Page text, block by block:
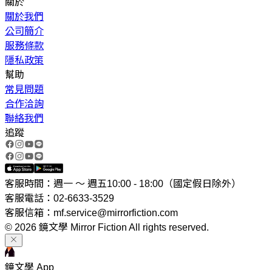
關於我們
公司簡介
服務條款
隱私政策
幫助
常見問題
合作洽詢
聯絡我們
追蹤
客服時間：週一 ～ 週五10:00 - 18:00（國定假日除外）
客服電話：02-6633-3529
客服信箱：mf.service@mirrorfiction.com
© 2026 鏡文學 Mirror Fiction All rights reserved.
鏡文學 App